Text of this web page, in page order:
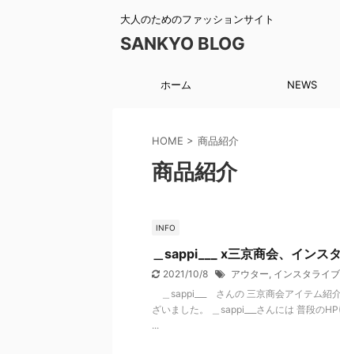
大人のためのファッションサイト
SANKYO BLOG
ホーム NEWS
HOME > 商品紹介
商品紹介
INFO
＿sappi___ x三京商会、インス
2021/10/8 アウター, インスタライブ
＿sappi___ さんの 三京商会アイテム紹
ざいました。 ＿sappi___さんには 普段の
...